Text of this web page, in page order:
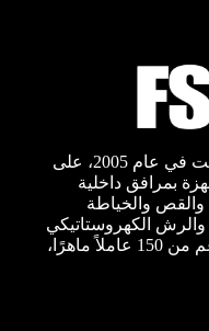
تمتد شركة FSPORTS، التي تأسست في عام 2005، على
مجهزة بمرافق داخلية
والخياطة
والرش الكهروستاتيكي
الأوتوماتيكي وخطوط التعبئة. وبدعم من 150 عاملاً ماهرًا،